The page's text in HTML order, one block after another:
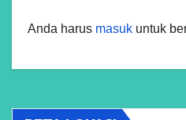
Anda harus masuk untuk